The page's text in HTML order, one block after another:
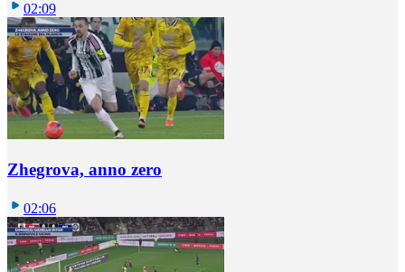
02:09
Zhegrova, anno zero
02:06